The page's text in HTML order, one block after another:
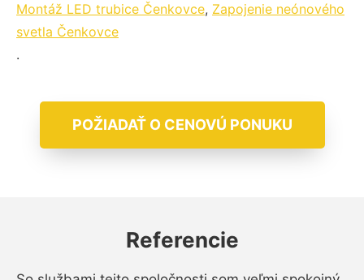
Montáž LED trubice Čenkovce, Zapojenie neónového
svetla Čenkovce
.
POŽIADAŤ O CENOVÚ PONUKU
Referencie